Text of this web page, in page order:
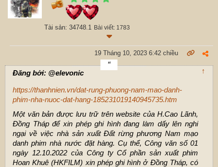
Tài sản: 34748.1 Bài viết: 1783
19 Tháng 10, 2023 6:42 chiều
Đăng bởi: @elevonic ↑
https://thanhnien.vn/dat-rung-phuong-nam-mao-danh-
phim-nha-nuoc-dat-hang-185231019140945735.htm
Một văn bản được lưu trữ trên website của H.Cao Lãnh,
Đồng Tháp để xin phép ghi hình đang làm dấy lên nghi
ngại về việc nhà sản xuất Đất rừng phương Nam mạo
danh phim nhà nước đặt hàng. Cụ thể, Công văn số 01
ngày 12.10.2022 của Công ty Cổ phần sản xuất phim
Hoan Khuê (HKFILM) xin phép ghi hình ở Đồng Tháp, có